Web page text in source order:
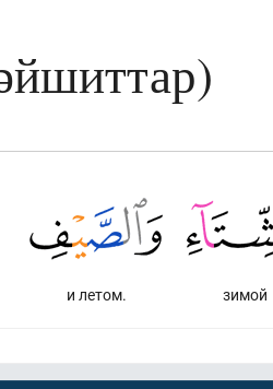
зимой
и летом.